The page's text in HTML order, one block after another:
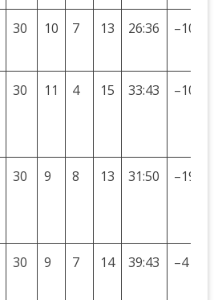
30 10 7 13 26:36 –10
30 11 4 15 33:43 –10
30 9 8 13 31:50 –19
30 9 7 14 39:43 –4